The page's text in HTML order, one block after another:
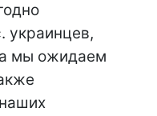
украинцев,
мы ожидаем